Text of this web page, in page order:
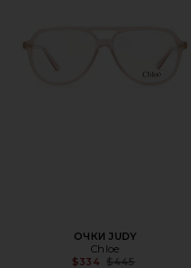
ОЧКИ JUDY
Chloe
$334 Previous price:
$445